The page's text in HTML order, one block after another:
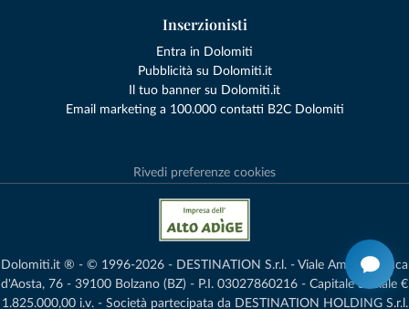
Inserzionisti
Entra in Dolomiti
Pubblicità su Dolomiti.it
Il tuo banner su Dolomiti.it
Email marketing a 100.000 contatti B2C Dolomiti
Rivedi preferenze cookies
Dolomiti.it ® - © 1996-2026 - DESTINATION S.r.l. - Viale Amedeo Duca
d'Aosta, 76 - 39100 Bolzano (BZ) - P.I. 03027860216 - Capitale Sociale €
1.825.000,00 i.v. - Società partecipata da DESTINATION HOLDING S.r.l.